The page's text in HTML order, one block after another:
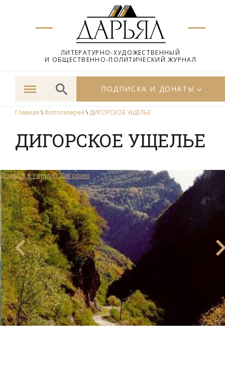
ЛИТЕРАТУРНО-ХУДОЖЕСТВЕННЫЙ
И ОБЩЕСТВЕННО-ПОЛИТИЧЕСКИЙ ЖУРНАЛ
ПОДПИСКА И ДОНАТЫ
Главная \ Фотогалерея \ ДИГОРСКОЕ УЩЕЛЬЕ
ДИГОРСКОЕ УЩЕЛЬЕ
Дорога в горную Дигорию